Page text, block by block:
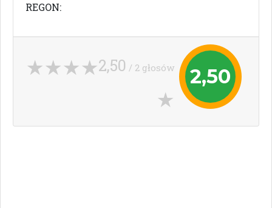
REGON:
2,50
2,50 / 2 głosów